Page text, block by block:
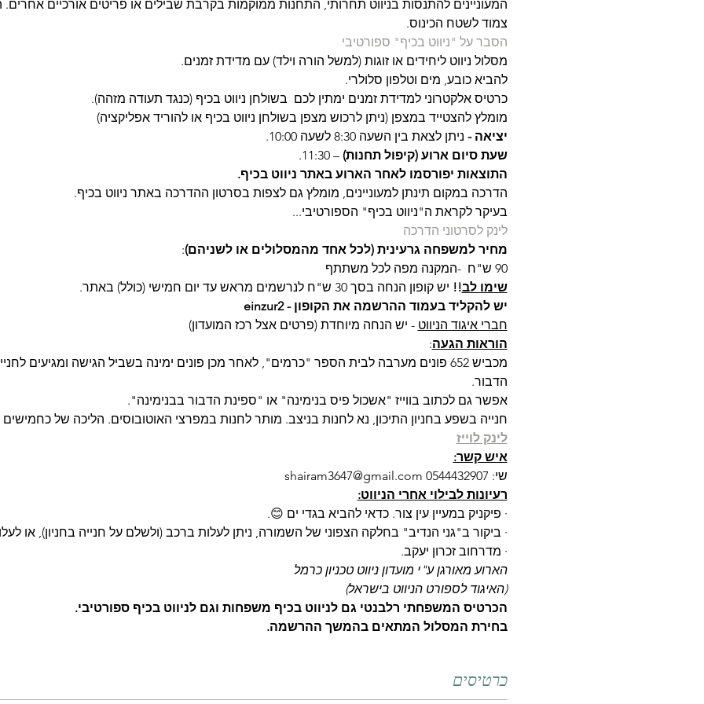
המעוניינים להתנסות בניווט תחרותי, התחנות ממוקמות בקרבת שבילים או פריטים אורכיים
צמוד לשטח הכינוס.
הסבר על "ניווט בכיף" ספורטיבי
מסלול ניווט ליחידים או זוגות (למשל הורה וילד) עם מדידת זמנים.
להביא כובע, מים וטלפון סלולרי.
כרטיס אלקטרוני למדידת זמנים ימתין לכם  בשולחן ניווט בכיף (כנגד תעודה מזהה).
מומלץ להצטייד במצפן (ניתן לרכוש מצפן בשולחן ניווט בכיף או להוריד אפליקציה)
יציאה - ניתן לצאת בין השעה 8:30 לשעה 10:00.
שעת סיום ארוע (קיפול תחנות) – 11:30.
התוצאות יפורסמו לאחר הארוע באתר ניווט בכיף.
הדרכה במקום תינתן למעוניינים, מומלץ גם לצפות בסרטון ההדרכה באתר ניווט בכיף.
בעיקר לקראת ה"ניווט בכיף" הספורטיבי...
לינק לסרטוני הדרכה
מחיר למשפחה גרעינית (לכל אחד מהמסלולים או לשניהם):
90 ש"ח  -המקנה מפה לכל משתתף
שימו לב!! יש קופון הנחה בסך 30 ש"ח לנרשמים מראש עד יום חמישי (כולל) באתר.
יש להקליד בעמוד ההרשמה את הקופון - einzur2
חברי איגוד הניווט - יש הנחה מיוחדת (פרטים אצל רכז המועדון)
הוראות הגעה:
מכביש 652 פונים מערבה לבית הספר "כרמים", לאחר מכן פונים ימינה בשביל הגישה ומגיעים
הדבור.
אפשר גם לכתוב בווייז "אשכול פיס בנימינה" או "ספינת הדבור בבנימינה".
חנייה בשפע בחניון התיכון, נא לחנות בניצב. מותר לחנות במפרצי האוטובוסים. הליכה של
לינק לוייז
איש קשר:
שי: 0544432907 shairam3647@gmail.com
רעיונות לבילוי אחרי הניווט:
· פיקניק במעיין עין צור. כדאי להביא בגדי ים 😊.
· ביקור ב"גני הנדיב" בחלקה הצפוני של השמורה, ניתן לעלות ברכב (ולשלם על חנייה בחניון), או
· מדרחוב זכרון יעקב.
הארוע מאורגן ע"י מועדון ניווט טכניון כרמל
(האיגוד לספורט הניווט בישראל)
הכרטיס המשפחתי רלבנטי גם לניווט בכיף משפחות וגם לניווט בכיף ספורטיבי.
בחירת המסלול המתאים בהמשך ההרשמה.
כרטיסים